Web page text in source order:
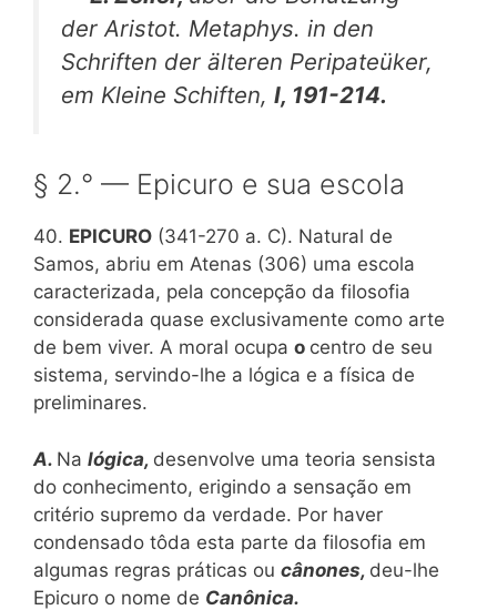
der Aristot. Metaphys. in den
Schriften der älteren Peripateüker,
em Kleine Schiften, I, 191-214.
§ 2.° — Epicuro e sua escola
40. EPICURO (341-270 a. C). Natural de
Samos, abriu em Atenas (306) uma escola
caracterizada, pela concepção da filosofia
considerada quase exclusivamente como arte
de bem viver. A moral ocupa o centro de seu
sistema, servindo-lhe a lógica e a física de
preliminares.
A. Na lógica, desenvolve uma teoria sensista
do conhecimento, erigindo a sensação em
critério supremo da verdade. Por haver
condensado tôda esta parte da filosofia em
algumas regras práticas ou cânones, deu-lhe
Epicuro o nome de Canônica.